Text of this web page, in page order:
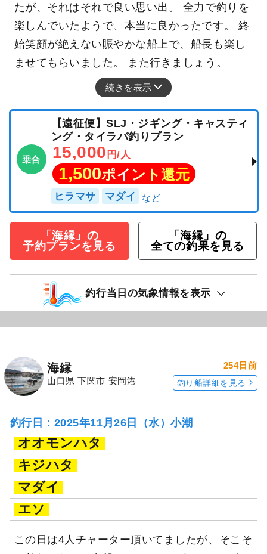
たが、それはそれで良い思い出。 全力で釣りを
楽しんでいたようで、本当に良かったです。 終
始笑顔が絶えない賑やかな船上で、船長も楽し
ませてもらいました。 また行きましょう。
続きを表示
乗合
【遠征便】SLJ・ジギング・キャスティ
ング・タイラバ釣りプラン
15,000 円/人
1,500ポイント還元
ヒラマサ マダイ
「海縁」の
予約プランを見る
「海縁」の
全ての釣果を見る
釣行当日の気象情報を表示
海縁
山口県 下関市 安岡港
254日前
釣り船詳細を見る
釣行日：2025年11月26日（水）小潮
オオモンハタ
キジハタ
マダイ
エソ
この日は4人チャーター頂いてましたが、そこそ